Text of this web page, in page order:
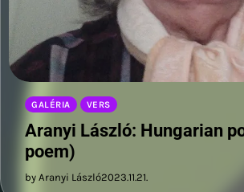
GALÉRIA VERS
Aranyi László: Hungarian
poem)
by Aranyi László2023.11.21.